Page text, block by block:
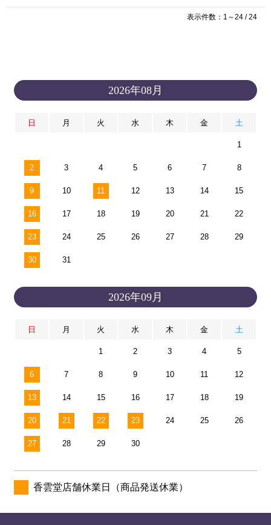
表示件数：1～24 / 24
2026年08月
日 月 火 水 木 金 土
1
2 3 4 5 6 7 8
9 10 11 12 13 14 15
16 17 18 19 20 21 22
23 24 25 26 27 28 29
30 31
2026年09月
日 月 火 水 木 金 土
1 2 3 4 5
6 7 8 9 10 11 12
13 14 15 16 17 18 19
20 21 22 23 24 25 26
27 28 29 30
香雲堂店舗休業日（商品発送休業）